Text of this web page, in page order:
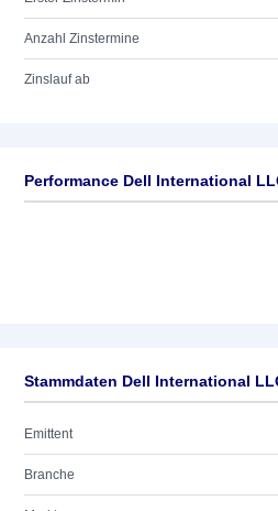
Anzahl Zinstermine
Zinslauf ab
Performance Dell International
Stammdaten Dell International
Emittent
Branche